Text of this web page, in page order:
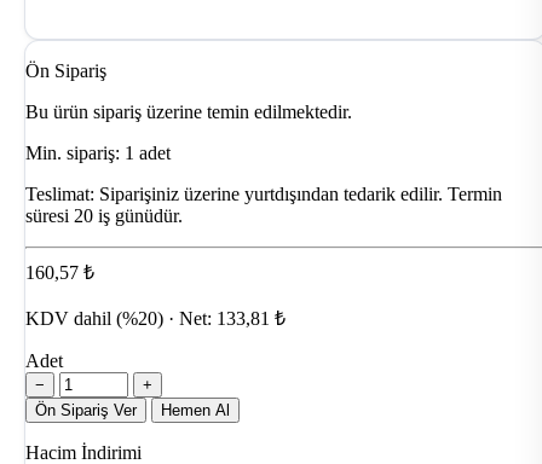
Ön Sipariş
Bu ürün sipariş üzerine temin edilmektedir.
Min. sipariş: 1 adet
Teslimat: Siparişiniz üzerine yurtdışından tedarik edilir. Termin
süresi 20 iş günüdür.
160,57 ₺
KDV dahil (%20) · Net: 133,81 ₺
Adet
−
+
Ön Sipariş Ver
Hemen Al
Hacim İndirimi